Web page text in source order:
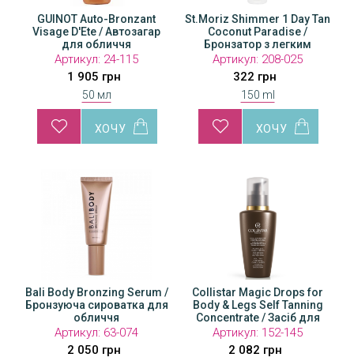
GUINOT Auto-Bronzant
Visage D'Ete / Автозагар
для обличчя
Артикул: 24-115
1 905 грн
50 мл
St.Moriz Shimmer 1 Day Tan
Coconut Paradise /
Бронзатор з легким
ефектом засмаги
Артикул: 208-025
322 грн
150 ml
Bali Body Bronzing Serum /
Бронзуюча сироватка для
обличчя
Артикул: 63-074
2 050 грн
Collistar Magic Drops for
Body & Legs Self Tanning
Concentrate / Засіб для
автозасмаги
Артикул: 152-145
2 082 грн